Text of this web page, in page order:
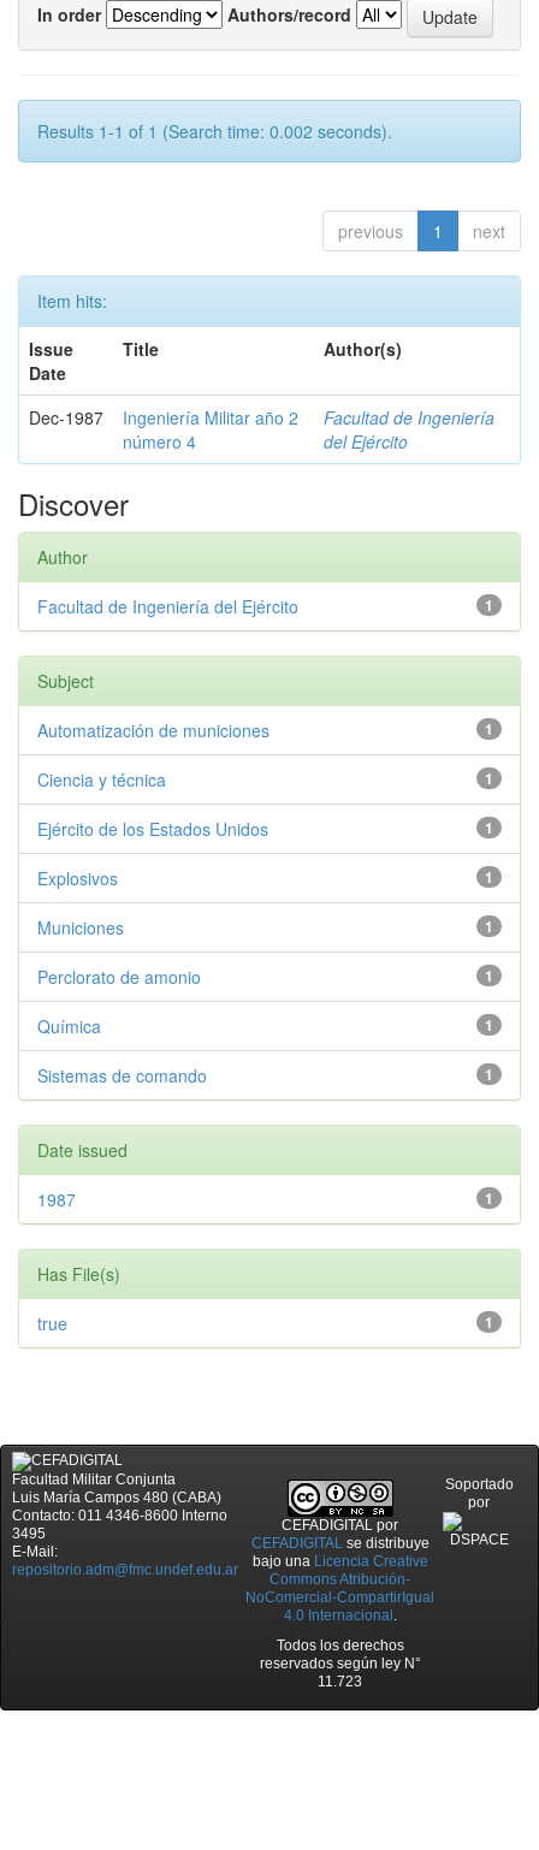
In order
Authors/record
Results 1-1 of 1 (Search time: 0.002 seconds).
previous 1 next
Item hits:
Issue
Date
Title Author(s)
Dec-1987
Ingeniería Militar año 2
número 4
Facultad de Ingeniería
del Ejército
Discover
Author
1
Facultad de Ingeniería del Ejército
Subject
1
Automatización de municiones
1
Ciencia y técnica
1
Ejército de los Estados Unidos
1
Explosivos
1
Municiones
1
Perclorato de amonio
1
Química
1
Sistemas de comando
Date issued
1
1987
Has File(s)
1
true
Facultad Militar Conjunta
Luis María Campos 480 (CABA)
Contacto: 011 4346-8600 Interno
3495
E-Mail:
repositorio.adm@fmc.undef.edu.ar
CEFADIGITAL por
CEFADIGITALse distribuye
bajo una Licencia Creative
Commons Atribución-
NoComercial-CompartirIgual
4.0 Internacional .
Todos los derechos
reservados según ley N°
11.723
Soportado
por